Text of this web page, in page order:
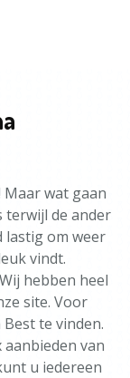
wat gaan
terwijl de ander
lastig om weer
vindt.
hebben heel
site. Voor
te vinden.
van
u iedereen